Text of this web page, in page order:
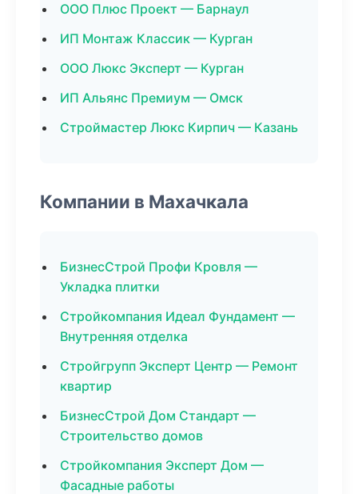
ООО Плюс Проект — Барнаул
ИП Монтаж Классик — Курган
ООО Люкс Эксперт — Курган
ИП Альянс Премиум — Омск
Строймастер Люкс Кирпич — Казань
Компании в Махачкала
БизнесСтрой Профи Кровля —
Укладка плитки
Стройкомпания Идеал Фундамент —
Внутренняя отделка
Стройгрупп Эксперт Центр — Ремонт
квартир
БизнесСтрой Дом Стандарт —
Строительство домов
Стройкомпания Эксперт Дом —
Фасадные работы